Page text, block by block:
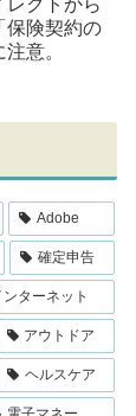
レクトから
保険契約の
意。
Adobe
確定申告
ンターネット
アウトドア
ヘルスケア